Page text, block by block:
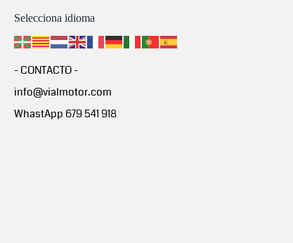
Selecciona idioma
- CONTACTO -
info@vialmotor.com
WhastApp 679 541 918